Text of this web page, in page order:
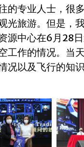
的专业人士，很
光旅游。但是，
源中心在6月28
工作的情况。当
况以及飞行的知